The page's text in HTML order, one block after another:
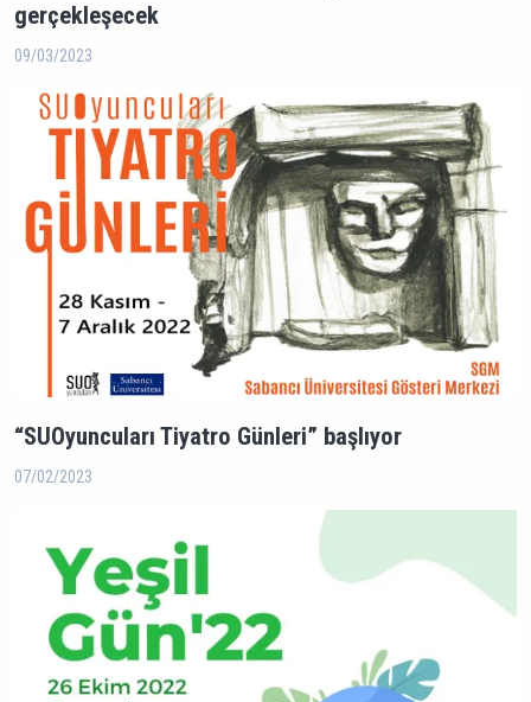
gerçekleşecek
09/03/2023
“SUOyuncuları Tiyatro Günleri” başlıyor
07/02/2023